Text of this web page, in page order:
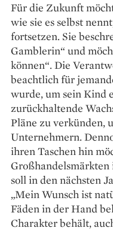
Für die Zukunft
wie sie es selbst
fortsetzen. Sie
Gamblerin“ und
können“. Die
beachtlich für
wurde, um sein Kind
zurückhaltende
Pläne zu verkünden,
Unternehmern.
ihren Taschen hin
Großhandelsmärkten
soll in den nächsten
„Mein Wunsch ist
Fäden in der Hand
Charakter behält,